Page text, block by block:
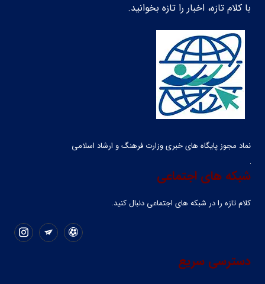
با کلام تازه، اخبار را تازه بخوانید.
نماد مجوز پایگاه های خبری وزارت فرهنگ و ارشاد اسلامی
شبکه های اجتماعی
کلام تازه را در شبکه ‌های اجتماعی دنبال کنید.
دسترسی سریع